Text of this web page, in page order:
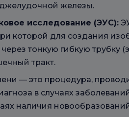
железы.
исследование (ЭУС):
которой для создания
тонкую гибкую трубку
тракт.
— это процедура,
в случаях
наличия